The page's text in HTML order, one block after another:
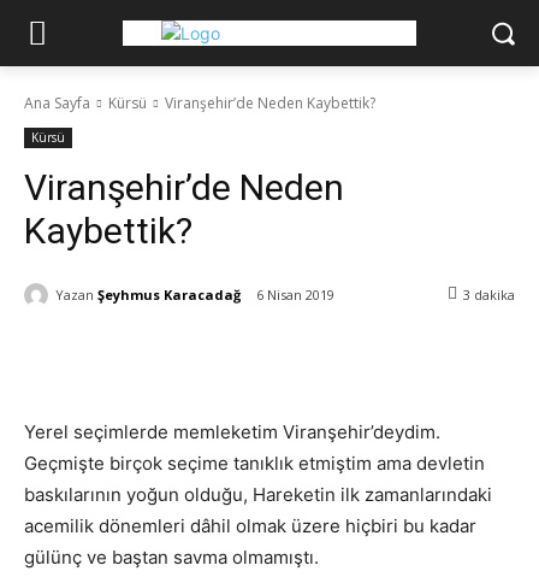
Ana Sayfa Kürsü Viranşehir’de Neden Kaybettik?
Kürsü
Viranşehir’de Neden
Kaybettik?
Yazan Şeyhmus Karacadağ 6 Nisan 2019 3 dakika
Yerel seçimlerde memleketim Viranşehir’deydim.
Geçmişte birçok seçime tanıklık etmiştim ama devletin
baskılarının yoğun olduğu, Hareketin ilk zamanlarındaki
acemilik dönemleri dâhil olmak üzere hiçbiri bu kadar
gülünç ve baştan savma olmamıştı.